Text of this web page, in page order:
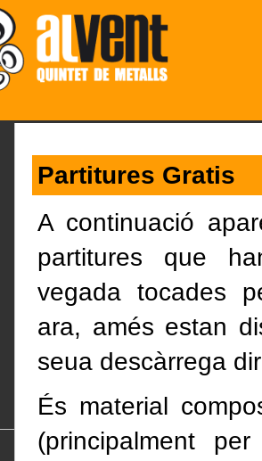
Partitures Gratis
A continuació
partitures que
vegada tocades
ara, amés estan
seua descàrrega
És material
(principalment